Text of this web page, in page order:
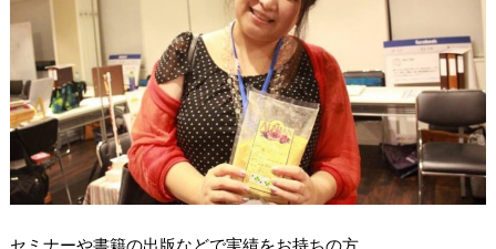
セミナーや書籍の出版などで実績をお持ちの方、